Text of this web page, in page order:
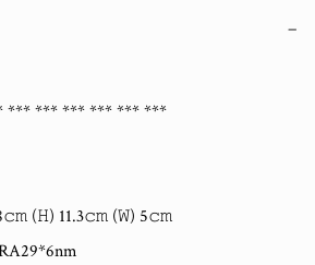
−
*** *** *** *** *** ***
(𝙷) 11.3𝚌𝚖 (𝚆) 5𝚌𝚖